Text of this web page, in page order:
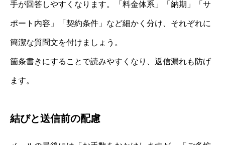
手が回答しやすくなります。「料金体系」「納期」「サ
ポート内容」「契約条件」など細かく分け、それぞれに
簡潔な質問文を付けましょう。
箇条書きにすることで読みやすくなり、返信漏れも防げ
ます。
結びと送信前の配慮